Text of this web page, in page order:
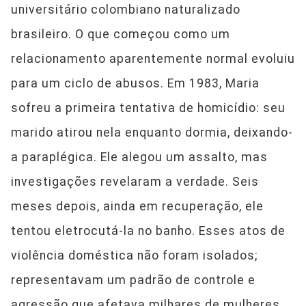
universitário colombiano naturalizado
brasileiro. O que começou como um
relacionamento aparentemente normal evoluiu
para um ciclo de abusos. Em 1983, Maria
sofreu a primeira tentativa de homicídio: seu
marido atirou nela enquanto dormia, deixando-
a paraplégica. Ele alegou um assalto, mas
investigações revelaram a verdade. Seis
meses depois, ainda em recuperação, ele
tentou eletrocutá-la no banho. Esses atos de
violência doméstica não foram isolados;
representavam um padrão de controle e